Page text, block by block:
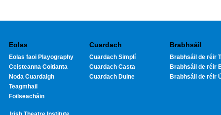
Eolas
Eolas faoi Playography
Ceisteanna Coitianta
Noda Cuardaigh
Teagmhail
Foilseacháin
Cuardach
Cuardach Simplí
Cuardach Casta
Cuardach Duine
Brabhsáil
Brabhsáil de réir
Brabhsáil de réir
Brabhsáil de réir